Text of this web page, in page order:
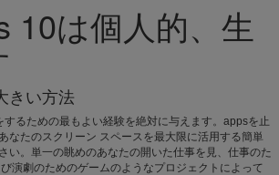
10は個人的、生
きい方法
るための最もよい経験を絶対に与えます。appsを止
なたのスクリーン スペースを最大限に活用する簡単
い。単一の眺めのあなたの開いた仕事を見、仕事のた
演劇のためのゲームのようなプロジェクトによって